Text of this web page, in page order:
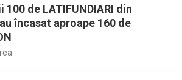
100 de LATIFUNDIARI din
încasat aproape 160 de